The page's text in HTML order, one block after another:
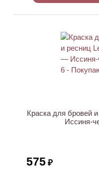
Краска для бровей
Иссиня-
575 ₽